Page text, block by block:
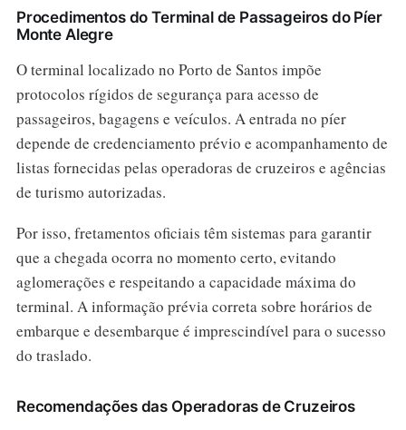
Procedimentos do Terminal de Passageiros do Píer
Monte Alegre
O terminal localizado no Porto de Santos impõe
protocolos rígidos de segurança para acesso de
passageiros, bagagens e veículos. A entrada no píer
depende de credenciamento prévio e acompanhamento de
listas fornecidas pelas operadoras de cruzeiros e agências
de turismo autorizadas.
Por isso, fretamentos oficiais têm sistemas para garantir
que a chegada ocorra no momento certo, evitando
aglomerações e respeitando a capacidade máxima do
terminal. A informação prévia correta sobre horários de
embarque e desembarque é imprescindível para o sucesso
do traslado.
Recomendações das Operadoras de Cruzeiros